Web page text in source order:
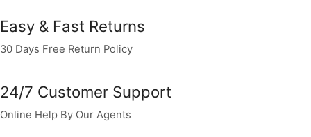
Easy & Fast Returns
30 Days Free Return Policy
24/7 Customer Support
Online Help By Our Agents